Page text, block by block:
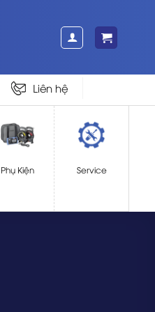
Liên hệ
Phụ Kiện Service